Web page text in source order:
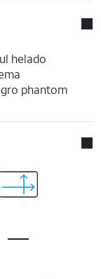
helado
phantom